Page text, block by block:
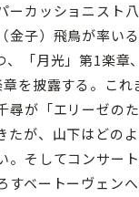
ーカッショニスト
金子）飛鳥が率い
、「月光」第1楽章
を披露する。これ
尋が「エリーゼの
たが、山下はどの
。そしてコンサー
すベートーヴェンへ